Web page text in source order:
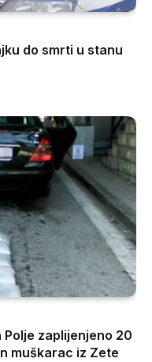
do smrti u stanu
zaplijenjeno 20
muškarac iz Zete